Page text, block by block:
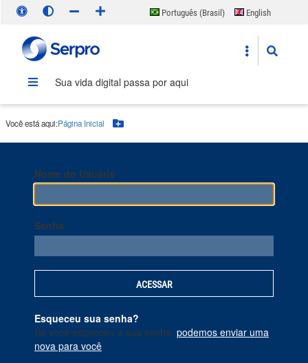
Português (Brasil)
English
Sua vida digital passa por aqui
Você está aqui:Página Inicial Botão Menu
Nome do Usuário
Senha
Esqueceu sua senha?
Se você esqueceu a sua senha, podemos enviar uma
nova para você